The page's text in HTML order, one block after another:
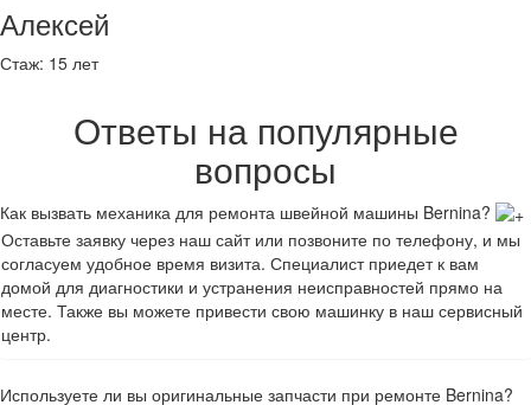
Алексей
Стаж: 15 лет
Ответы на популярные
вопросы
Как вызвать механика для ремонта швейной машины Bernina?
Оставьте заявку через наш сайт или позвоните по телефону, и мы
согласуем удобное время визита. Специалист приедет к вам
домой для диагностики и устранения неисправностей прямо на
месте. Также вы можете привести свою машинку в наш сервисный
центр.
Используете ли вы оригинальные запчасти при ремонте Bernina?